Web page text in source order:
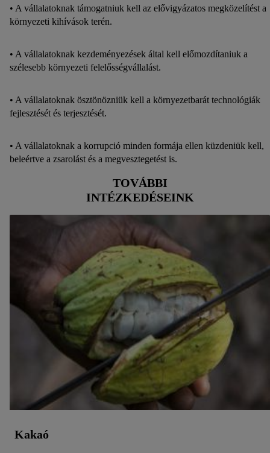
• A vállalatoknak támogatniuk kell az elővigyázatos megközelítést a
környezeti kihívások terén.
• A vállalatoknak kezdeményezések által kell előmozdítaniuk a
szélesebb környezeti felelősségvállalást.
• A vállalatoknak ösztönözniük kell a környezetbarát technológiák
fejlesztését és terjesztését.
• A vállalatoknak a korrupció minden formája ellen küzdeniük kell,
beleértve a zsarolást és a megvesztegetést is.
TOVÁBBI
INTÉZKEDÉSEINK
Kakaó
adatvédelmi szabályzatunkbantalálhat.Az impresszumokat itt
találja.